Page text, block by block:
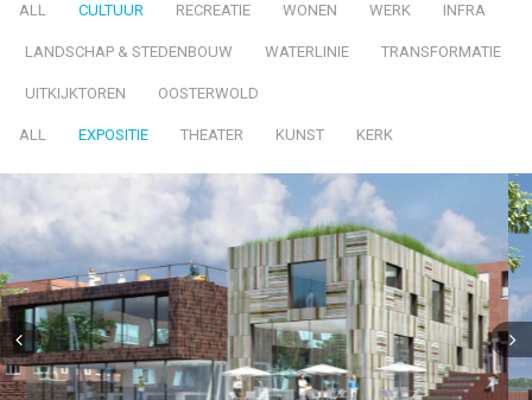
ALL CULTUUR RECREATIE WONEN WERK INFRA
LANDSCHAP & STEDENBOUW WATERLINIE TRANSFORMATIE
UITKIJKTOREN OOSTERWOLD
ALL EXPOSITIE THEATER KUNST KERK